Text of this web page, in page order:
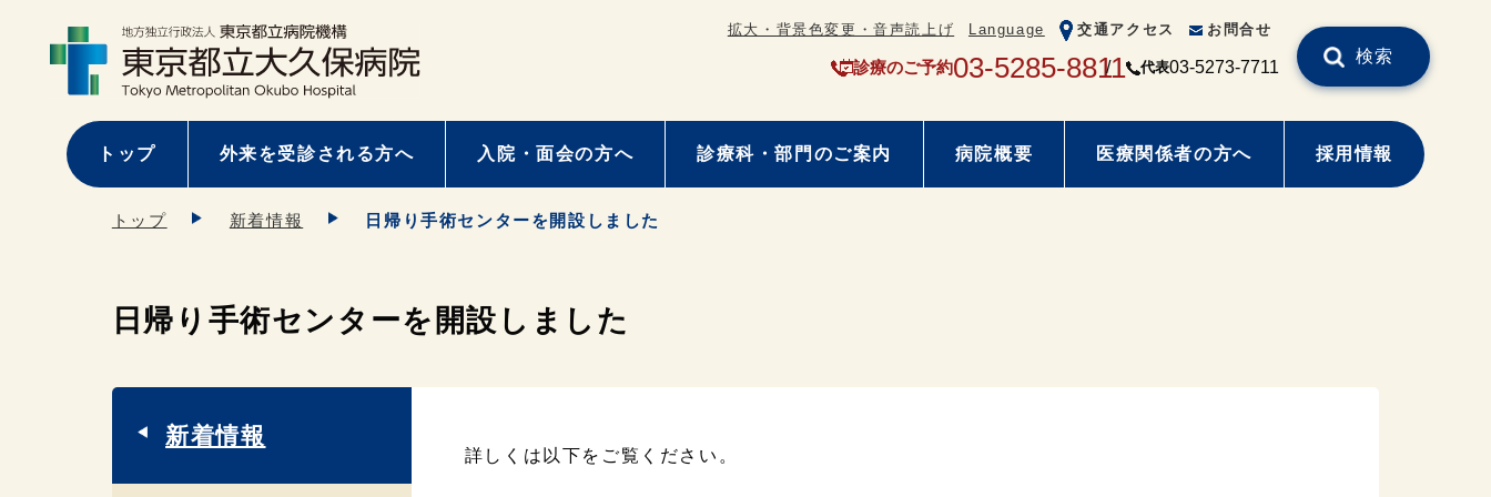
拡大・背景色変更・音声読上げ Language 交通アクセス お問合せ
診療のご予約03-5285-8811 代表03-5273-7711
検索
トップ 外来を受診される方へ 入院・面会の方へ 診療科・部門のご案内 病院概要 医療関係者の方へ 採用情報
トップ 新着情報 日帰り手術センターを開設しました
日帰り手術センターを開設しました
詳しくは以下をご覧ください。
新着情報